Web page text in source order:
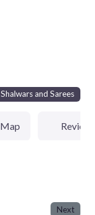
Shalwars and Sarees
Map Reviews
Next